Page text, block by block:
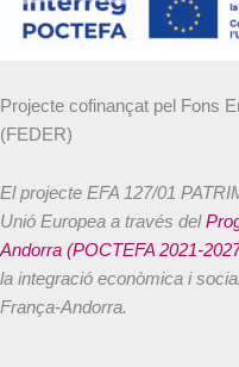
Projecte cofinançat pel Fons
(FEDER)
El projecte EFA 127/01
Unió Europea a través del
Andorra (POCTEFA 2021-
la integració econòmica i
França-Andorra.